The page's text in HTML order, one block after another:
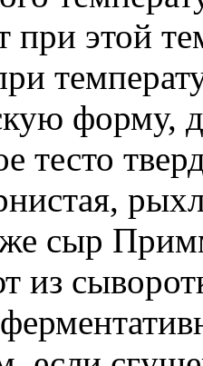
этой
форму,
тесто
сыр
из